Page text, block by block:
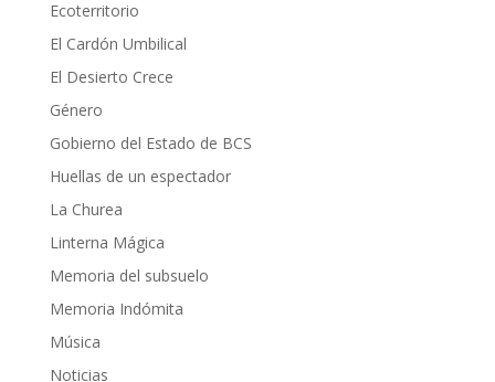
Ecoterritorio
El Cardón Umbilical
El Desierto Crece
Género
Gobierno del Estado de BCS
Huellas de un espectador
La Churea
Linterna Mágica
Memoria del subsuelo
Memoria Indómita
Música
Noticias